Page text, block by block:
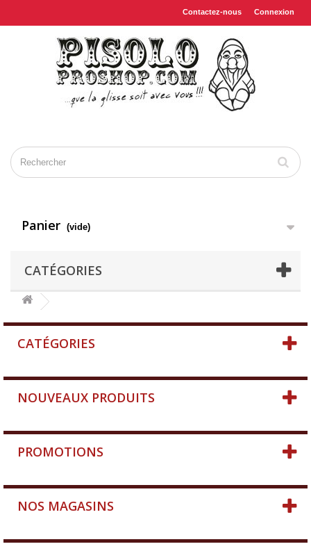
Connexion
Contactez-nous
Panier (vide)
CATÉGORIES
CATÉGORIES
NOUVEAUX PRODUITS
PROMOTIONS
NOS MAGASINS